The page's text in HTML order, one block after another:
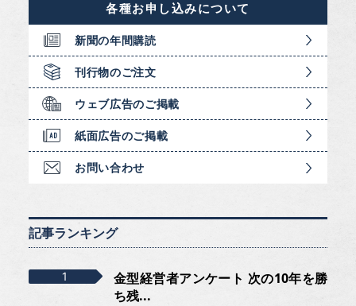
各種お申し込みについて
新聞の年間購読
刊行物のご注文
ウェブ広告のご掲載
紙面広告のご掲載
お問い合わせ
記事ランキング
金型経営者アンケート 次の10年を勝
ち残...